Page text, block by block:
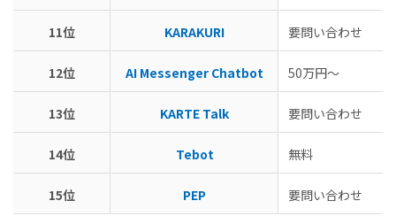
11位 KARAKURI 要問い合わせ
12位 AI Messenger Chatbot 50万円〜
13位 KARTE Talk 要問い合わせ
14位 Tebot 無料
15位 PEP 要問い合わせ